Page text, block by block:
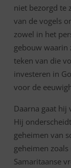
niet bezorgd te
van de vogels
zowel in het
gebouw waarin
teken van die
investeren in
voor de
Daarna gaat hij
Hij
geheimen van
geheimen
Samaritaanse